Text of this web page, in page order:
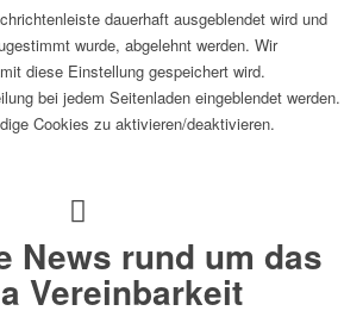
dauerhaft ausgeblendet wird und
wurde, abgelehnt werden. Wir
diese Einstellung gespeichert wird.
bei jedem Seitenladen eingeblendet werden.
Cookies zu aktivieren/deaktivieren.
News rund um das
Vereinbarkeit